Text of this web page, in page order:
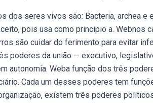
dos seres vivos são: Bacteria, archea
pois usa como principio a.
são cuidar do ferimento para evitar
poderes da união — executivo,
autonomia. Weba função dos três
Cada um desses poderes tem
existem três poderes